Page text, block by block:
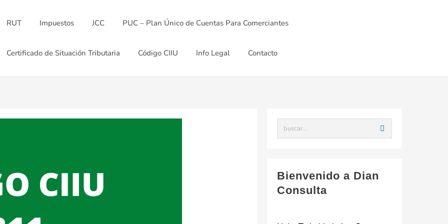
RUT Impuestos JCC PUC – Plan Único de Cuentas Para Comerciantes
Certificado de Situación Tributaria Código CIIU Info Legal Contacto
Bienvenido a Dian
Consulta